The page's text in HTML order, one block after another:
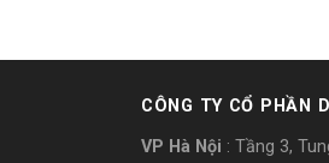
CÔNG TY CỔ PHẦN
VP Hà Nội : Tầng 3,